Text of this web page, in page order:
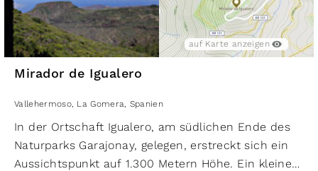
auf Karte anzeigen
Mirador de Igualero
Vallehermoso, La Gomera Spanien
In der Ortschaft Igualero, am südlichen Ende des
Naturparks Garajonay, gelegen, erstreckt sich ein
Aussichtspunkt auf 1.300 Metern Höhe. Ein kleines,